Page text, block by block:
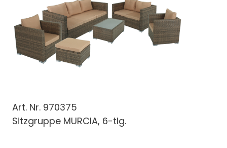
Art. Nr. 970375
Sitzgruppe MURCIA, 6-tlg.